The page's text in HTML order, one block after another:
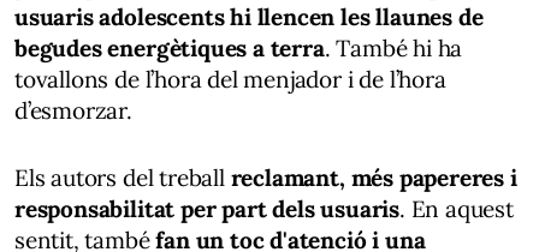
usuaris adolescents hi llencen les llaunes de
begudes energètiques a terra. També hi ha
tovallons de l’hora del menjador i de l’hora
d’esmorzar.
Els autors del treballreclamant, més papereres i
responsabilitat per part dels usuaris. En aquest
sentit, tambéfan un toc d'atenció i una